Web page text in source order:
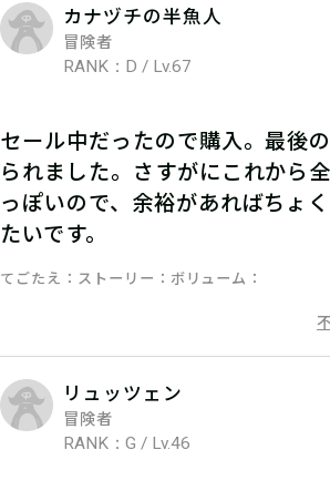
05 2.キットを購入する
宝探しSHOPならおうち
くよ！ 筆記用具やスマ
ど必要なものを準備しよ
ストーリーを読んで謎を
りでチャレンジするもよ
カナヅチの半魚人
冒険者
RANK：D / Lv.67
セール中だったので購入。最後
られました。さすがにこれから
っぽいので、余裕があればちょ
たいです。
てごたえ ストーリー ボリューム
リュッツェン
冒険者
RANK：G / Lv.46